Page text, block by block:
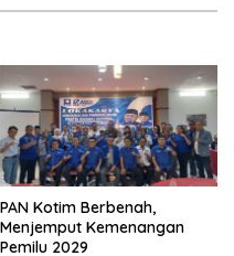
PAN Kotim Berbenah,
Menjemput Kemenangan
Pemilu 2029